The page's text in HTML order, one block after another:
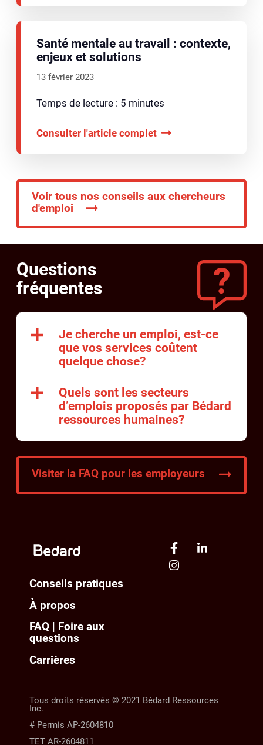
Santé mentale au travail : contexte,
enjeux et solutions
13 février 2023
Temps de lecture : 5 minutes
Consulter l'article complet
Voir tous nos conseils aux chercheurs
d'emploi
Questions
fréquentes
Je cherche un emploi, est-ce
que vos services coûtent
quelque chose?
Quels sont les secteurs
d’emplois proposés par Bédard
ressources humaines?
Visiter la FAQ pour les employeurs
Conseils pratiques
À propos
FAQ | Foire aux
questions
Carrières
Tous droits réservés © 2021 Bédard Ressources
Inc.
# Permis AP-2604810
TET AR-2604811